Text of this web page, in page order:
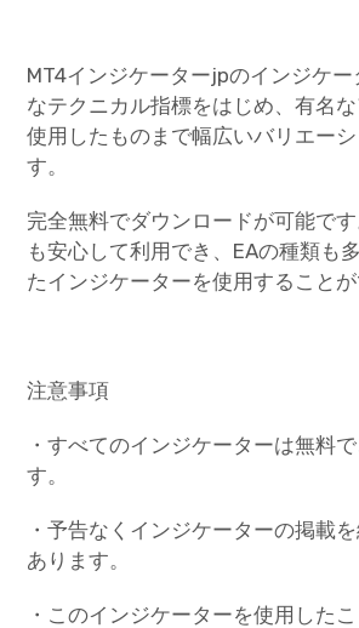
MT4インジケーターjpのインジケ
なテクニカル指標をはじめ、有名
使用したものまで幅広いバリエー
す。
完全無料でダウンロードが可能で
も安心して利用でき、EAの種類も
たインジケーターを使用することが
注意事項
・すべてのインジケーターは無料
す。
・予告なくインジケーターの掲載
あります。
・このインジケーターを使用した